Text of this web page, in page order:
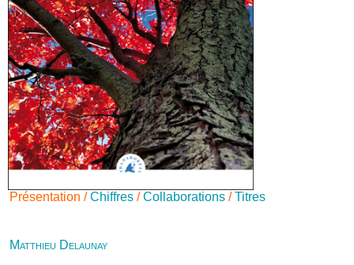
Présentation /Chiffres /Collaborations /Titres
Matthieu Delaunay